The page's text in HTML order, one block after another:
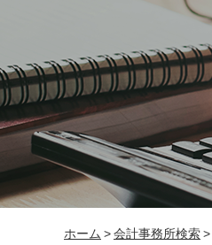
ホーム >会計事務所検索>